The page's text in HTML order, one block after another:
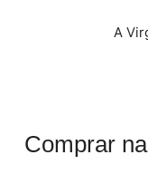
A
Comprar